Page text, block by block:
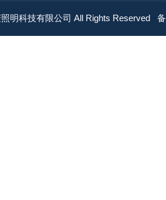
明科技有限公司 All Rights Reserved